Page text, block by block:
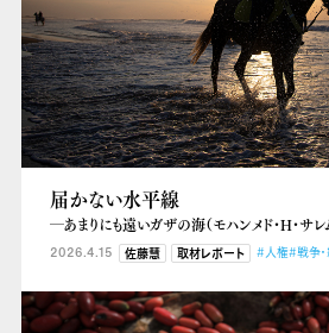
届かない水平線
―あまりにも遠いガザの海（モハンメド・H・サレ
2026.4.15 佐藤慧 取材レポート #人権#戦争